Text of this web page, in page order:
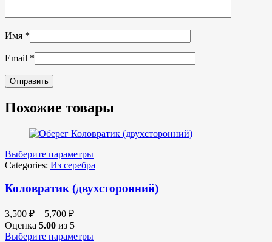
Имя *
Email *
Похожие товары
Выберите параметры
Categories: Из серебра
Коловратик (двухсторонний)
3,500 ₽ – 5,700 ₽
Оценка 5.00 из 5
Выберите параметры